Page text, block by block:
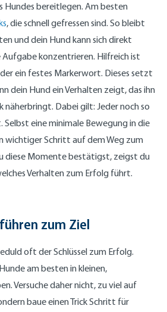
Hundes bereitlegen. Am besten
, die schnell gefressen sind. So bleibt
und dein Hund kann sich direkt
konzentrieren. Hilfreich ist
ein festes Markerwort. Dieses setzt
dein Hund ein Verhalten zeigt, das ihn
näherbringt. Dabei gilt: Jeder noch so
eine minimale Bewegung in die
wichtiger Schritt auf dem Weg zum
diese Momente bestätigst, zeigst du
Verhalten zum Erfolg führt.
zum Ziel
oft der Schlüssel zum Erfolg.
am besten in kleinen,
Versuche daher nicht, zu viel auf
baue einen Trick Schritt für